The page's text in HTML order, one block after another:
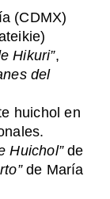
(CDMX)
Hikuri”,
del
huichol en
Huichol”de
de María